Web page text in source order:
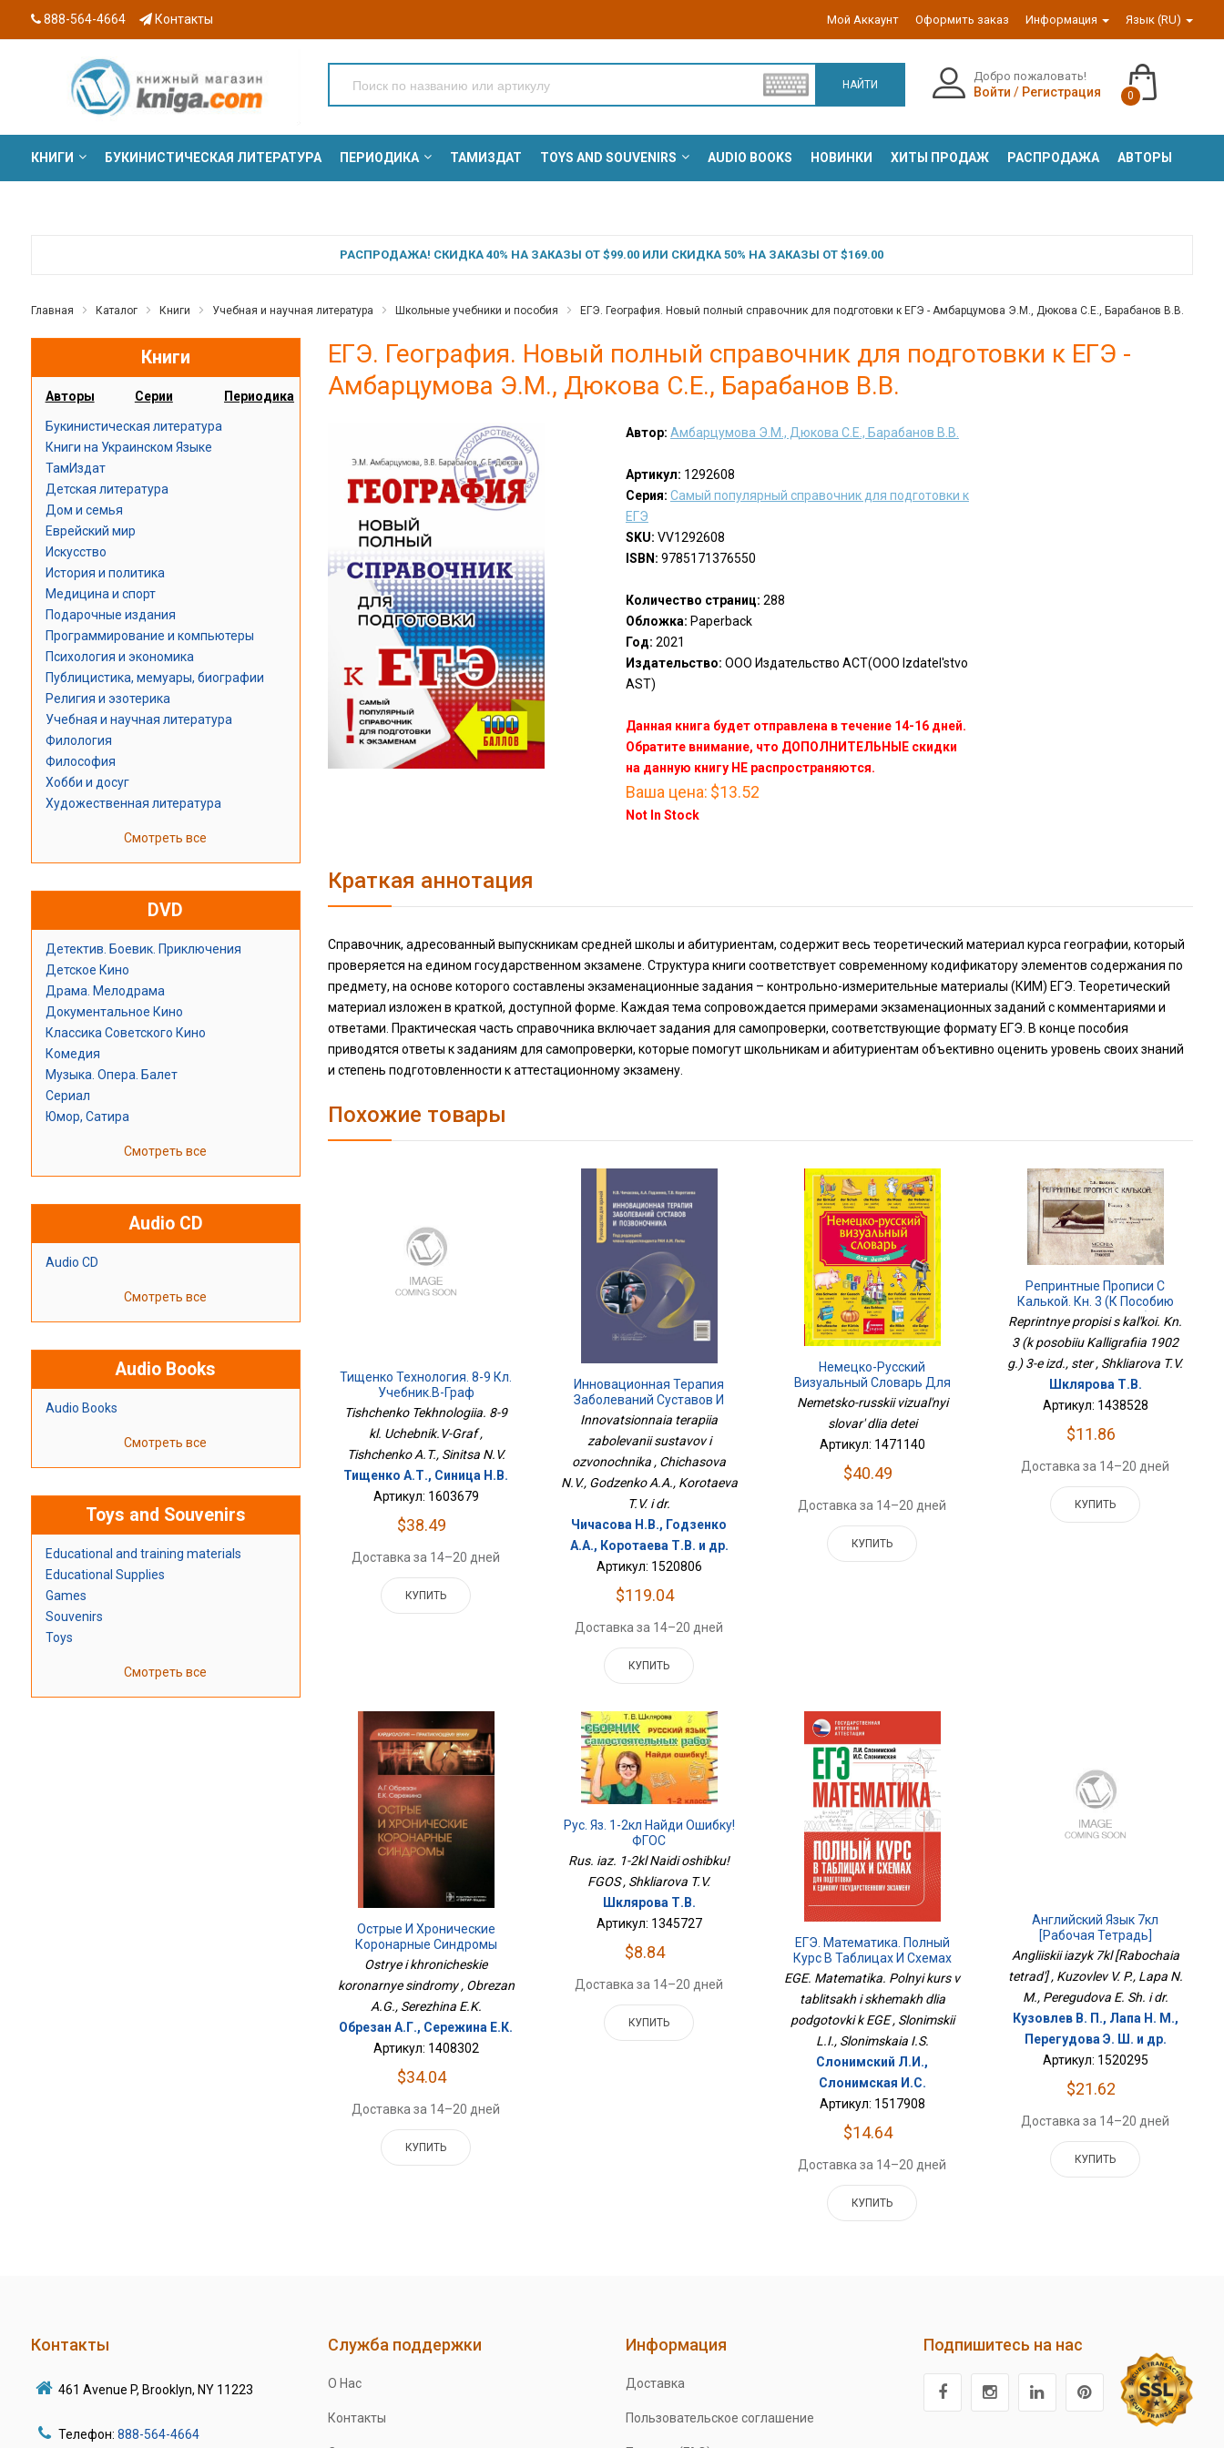
888-564-4664 Контакты Мой Аккаунт Оформить заказ Информация Язык (RU)
НАЙТИ
Добро пожаловать!
Войти / Регистрация 0
КНИГИ БУКИНИСТИЧЕСКАЯ ЛИТЕРАТУРА ПЕРИОДИКА ТАМИЗДАТ TOYS AND SOUVENIRS AUDIO BOOKS НОВИНКИ ХИТЫ ПРОДАЖ РАСПРОДАЖА АВТОРЫ
РАСПРОДАЖА! СКИДКА 40% НА ЗАКАЗЫ ОТ $99.00 ИЛИ СКИДКА 50% НА ЗАКАЗЫ ОТ $169.00
Главная Каталог Книги Учебная и научная литература Школьные учебники и пособия ЕГЭ. География. Новый полный справочник для подготовки к ЕГЭ - Амбарцумова Э.М., Дюкова С.Е., Барабанов В.В.
Книги
Авторы Серии Периодика
Букинистическая литература
Книги на Украинском Языке
ТамИздат
Детская литература
Дом и семья
Еврейский мир
Искусство
История и политика
Медицина и спорт
Подарочные издания
Программирование и компьютеры
Психология и экономика
Публицистика, мемуары, биографии
Религия и эзотерика
Учебная и научная литература
Филология
Философия
Хобби и досуг
Художественная литература
Смотреть все
DVD
Детектив. Боевик. Приключения
Детское Кино
Драма. Мелодрама
Документальное Кино
Классика Советского Кино
Комедия
Музыка. Опера. Балет
Сериал
Юмор, Сатира
Смотреть все
Audio CD
Audio CD
Смотреть все
Audio Books
Audio Books
Смотреть все
Toys and Souvenirs
Educational and training materials
Educational Supplies
Games
Souvenirs
Toys
Смотреть все
ЕГЭ. География. Новый полный справочник для подготовки к ЕГЭ -
Амбарцумова Э.М., Дюкова С.Е., Барабанов В.В.
Автор: Амбарцумова Э.М., Дюкова С.Е., Барабанов В.В.
Артикул: 1292608
Серия: Самый популярный справочник для подготовки к
ЕГЭ
SKU: VV1292608
ISBN: 9785171376550
Количество страниц: 288
Обложка: Paperback
Год: 2021
Издательство: ООО Издательство АСТ(OOO Izdatel'stvo
AST)
Данная книга будет отправлена в течение 14-16 дней.
Обратите внимание, что ДОПОЛНИТЕЛЬНЫЕ скидки
на данную книгу НЕ распространяются.
Ваша цена: $13.52
Not In Stock
Краткая аннотация
Справочник, адресованный выпускникам средней школы и абитуриентам, содержит весь теоретический материал курса географии, который
проверяется на едином государственном экзамене. Структура книги соответствует современному кодификатору элементов содержания по
предмету, на основе которого составлены экзаменационные задания – контрольно-измерительные материалы (КИМ) ЕГЭ. Теоретический
материал изложен в краткой, доступной форме. Каждая тема сопровождается примерами экзаменационных заданий с комментариями и
ответами. Практическая часть справочника включает задания для самопроверки, соответствующие формату ЕГЭ. В конце пособия
приводятся ответы к заданиям для самопроверки, которые помогут школьникам и абитуриентам объективно оценить уровень своих знаний
и степень подготовленности к аттестационному экзамену.
Похожие товары
Тищенко Технология. 8-9 Кл.
Учебник.В-Граф
Tishchenko Tekhnologiia. 8-9
kl. Uchebnik.V-Graf ,
Tishchenko A.T., Sinitsa N.V.
Тищенко А.Т., Синица Н.В.
Артикул: 1603679
$38.49
Доставка за 14–20 дней
КУПИТЬ
Инновационная Терапия
Заболеваний Суставов И
Озвоночника
Innovatsionnaia terapiia
zabolevanii sustavov i
ozvonochnika , Chichasova
N.V., Godzenko A.A., Korotaeva
T.V. i dr.
Чичасова Н.В., Годзенко
А.А., Коротаева Т.В. и др.
Артикул: 1520806
$119.04
Доставка за 14–20 дней
КУПИТЬ
Немецко-Русский
Визуальный Словарь Для
Детей
Nemetsko-russkii vizual'nyi
slovar' dlia detei
Артикул: 1471140
$40.49
Доставка за 14–20 дней
КУПИТЬ
Репринтные Прописи С
Калькой. Кн. 3 (к Пособию
Каллиграфия 1902 Г.) 3-Е
Изд., Стер
Reprintnye propisi s kal'koi. Kn.
3 (k posobiiu Kalligrafiia 1902
g.) 3-e izd., ster , Shkliarova T.V.
Шклярова Т.В.
Артикул: 1438528
$11.86
Доставка за 14–20 дней
КУПИТЬ
Острые И Хронические
Коронарные Синдромы
Ostrye i khronicheskie
koronarnye sindromy , Obrezan
A.G., Serezhina E.K.
Обрезан А.Г., Сережина Е.К.
Артикул: 1408302
$34.04
Доставка за 14–20 дней
КУПИТЬ
Рус. Яз. 1-2кл Найди Ошибку!
ФГОС
Rus. iaz. 1-2kl Naidi oshibku!
FGOS , Shkliarova T.V.
Шклярова Т.В.
Артикул: 1345727
$8.84
Доставка за 14–20 дней
КУПИТЬ
ЕГЭ. Математика. Полный
Курс В Таблицах И Схемах
Для Подготовки К ЕГЭ
EGE. Matematika. Polnyi kurs v
tablitsakh i skhemakh dlia
podgotovki k EGE , Slonimskii
L.I., Slonimskaia I.S.
Слонимский Л.И.,
Слонимская И.С.
Артикул: 1517908
$14.64
Доставка за 14–20 дней
КУПИТЬ
Английский Язык 7кл
[Рабочая Тетрадь]
Angliiskii iazyk 7kl [Rabochaia
tetrad'] , Kuzovlev V. P., Lapa N.
M., Peregudova E. Sh. i dr.
Кузовлев В. П., Лапа Н. М.,
Перегудова Э. Ш. и др.
Артикул: 1520295
$21.62
Доставка за 14–20 дней
КУПИТЬ
Контакты
461 Avenue P, Brooklyn, NY 11223
Телефон: 888-564-4664
Служба поддержки
О Нас
Контакты
Информация
Доставка
Пользовательское соглашение
Подпишитесь на нас